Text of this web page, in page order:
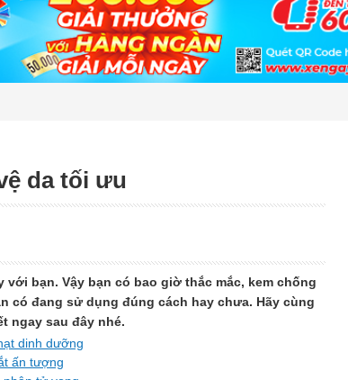
da tối ưu
bạn. Vậy bạn có bao giờ thắc mắc, kem chống
có đang sử dụng đúng cách hay chưa. Hãy cùng
ngay sau đây nhé.
dinh dưỡng
ấn tượng